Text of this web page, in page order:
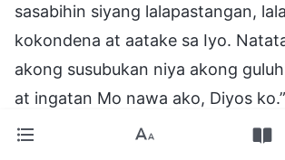
sasabihin siyang lalapastangan,
kokondena at aatake sa Iyo.
akong susubukan niya akong
at ingatan Mo nawa ako, Diyos
simula, nagsalita lamang si Sister